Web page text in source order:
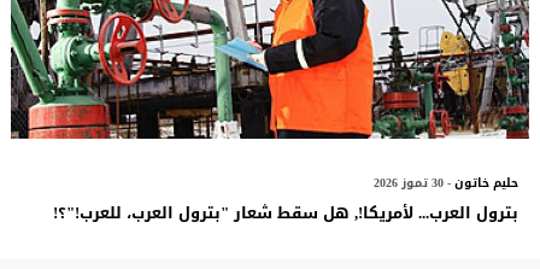
حليم خاتون- 30 تموز 2026
بترول العرب... لأمريكا!, هل سقط شعار "بترول العرب، للعرب!"؟!